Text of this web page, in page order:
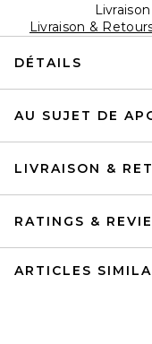
Livraison &
DÉTAILS
AU SUJET DE
LIVRAISON &
RATINGS &
ARTICLES